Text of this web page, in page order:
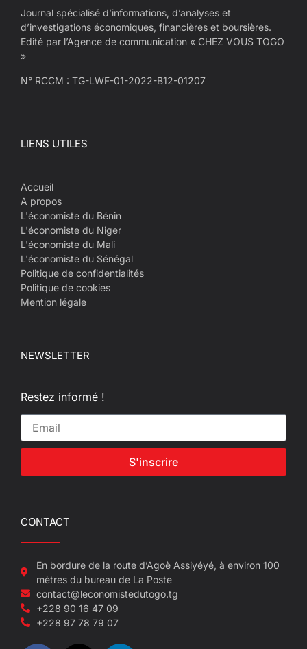
Journal spécialisé d’informations, d’analyses et
d’investigations économiques, financières et boursières.
Edité par l’Agence de communication « CHEZ VOUS TOGO
»
N° RCCM : TG-LWF-01-2022-B12-01207
LIENS UTILES
Accueil
A propos
L'économiste du Bénin
L'économiste du Niger
L'économiste du Mali
L'économiste du Sénégal
Politique de confidentialités
Politique de cookies
Mention légale
NEWSLETTER
Restez informé !
S'inscrire
CONTACT
En bordure de la route d’Agoè Assiyéyé, à environ 100
mètres du bureau de La Poste
contact@leconomistedutogo.tg
+228 90 16 47 09
+228 97 78 79 07